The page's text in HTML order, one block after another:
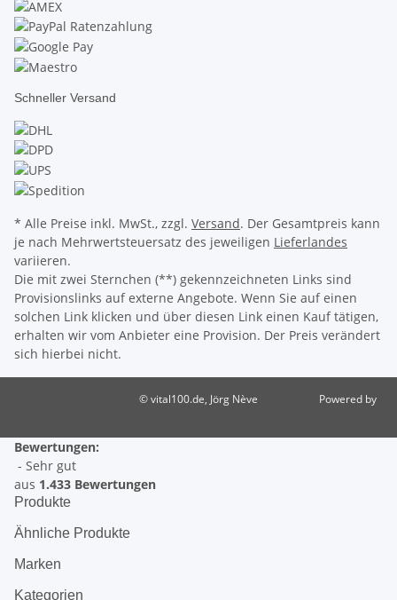
Schneller Versand
* Alle Preise inkl. MwSt., zzgl. Versand. Der Gesamtpreis kann
je nach Mehrwertsteuersatz des jeweiligen Lieferlandes
variieren.
Die mit zwei Sternchen (**) gekennzeichneten Links sind
Provisionslinks auf externe Angebote. Wenn Sie auf einen
solchen Link klicken und über diesen Link einen Kauf tätigen,
erhalten wir vom Anbieter eine Provision. Der Preis verändert
sich hierbei nicht.
© vital100.de, Jörg Nève
Powered by
Bewertungen:
- Sehr gut
aus 1.433 Bewertungen
Produkte
Ähnliche Produkte
Marken
Kategorien